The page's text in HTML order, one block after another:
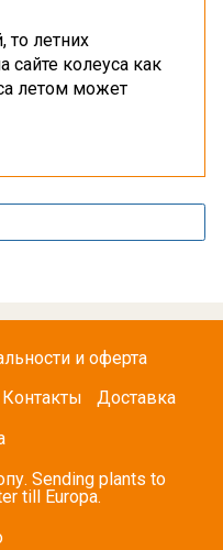
то летних
сайте колеуса как
летом может
и оферта
Контакты
Доставка
Sending plants to
till Europa.